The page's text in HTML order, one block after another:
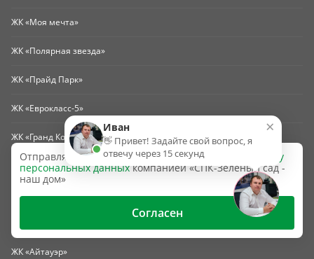
ЖК «Моя мечта»
ЖК «Полярная звезда»
ЖК «Прайд Парк»
ЖК «Еврокласс-5»
ЖК «Гранд Комфорт-3» (г. Жуковский)
ЖК «Гранд Комфорт-2» (г. Жуковский)
ЖК «Гранд Комфорт» (г. Жуковский)
ЖК «Айтауэр»
Отправляя эту форму, вы даёте согласие на
обработку
персональных данныхкомпанией «СПК-Зеленый сад -
наш дом»
Согласен
×
Иван
👋 Привет! Задайте свой вопрос, я
отвечу через 15 секунд